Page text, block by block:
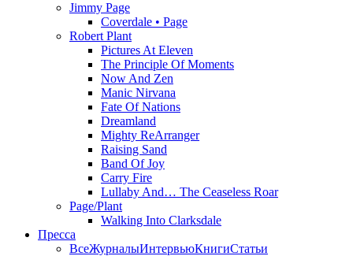
Jimmy Page
Coverdale • Page
Robert Plant
Pictures At Eleven
The Principle Of Moments
Now And Zen
Manic Nirvana
Fate Of Nations
Dreamland
Mighty ReArranger
Raising Sand
Band Of Joy
Carry Fire
Lullaby And… The Ceaseless Roar
Page/Plant
Walking Into Clarksdale
Пресса
ВсеЖурналыИнтервьюКнигиСтатьи